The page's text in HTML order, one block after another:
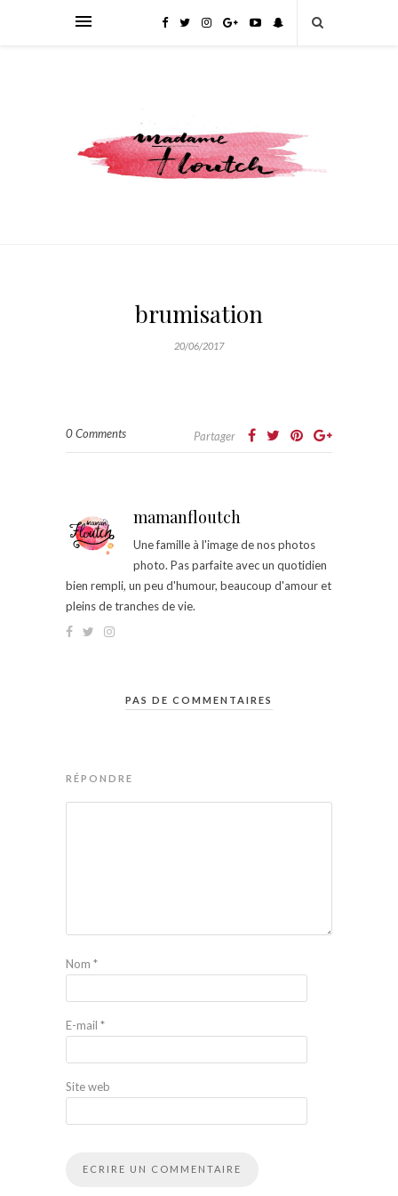
brumisation
20/06/2017
0 Comments Partager
mamanfloutch
Une famille à l'image de nos photos
photo. Pas parfaite avec un quotidien
bien rempli, un peu d'humour, beaucoup d'amour et
pleins de tranches de vie.
PAS DE COMMENTAIRES
RÉPONDRE
Nom *
E-mail *
Site web